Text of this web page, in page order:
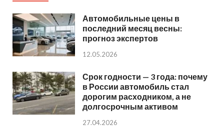
Автомобильные цены в
последний месяц весны:
прогноз экспертов
12.05.2026
Срок годности — 3 года: почему
в России автомобиль стал
дорогим расходником, а не
долгосрочным активом
27.04.2026